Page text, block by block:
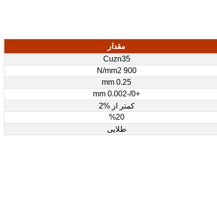
مقدار
Cuzn35
900 N/mm2
0.25 mm
+0/-0.002 mm
کمتر از %2
%20
طلایی